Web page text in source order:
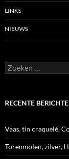
LINKS
NIEUWS
Zoeken
naar:
RECENTE
Vaas, tin craquelé,
Torenmolen, zilver,